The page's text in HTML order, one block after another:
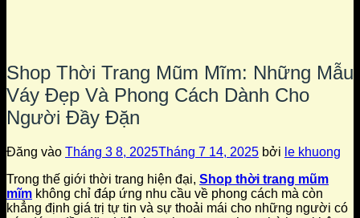
Shop Thời Trang Mũm Mĩm: Những Mẫu
Váy Đẹp Và Phong Cách Dành Cho
Người Đầy Đặn
Đăng vào Tháng 3 8, 2025Tháng 7 14, 2025 bởi le khuong
Trong thế giới thời trang hiện đại, Shop thời trang mũm
mĩm không chỉ đáp ứng nhu cầu về phong cách mà còn
khẳng định giá trị tự tin và sự thoải mái cho những người có